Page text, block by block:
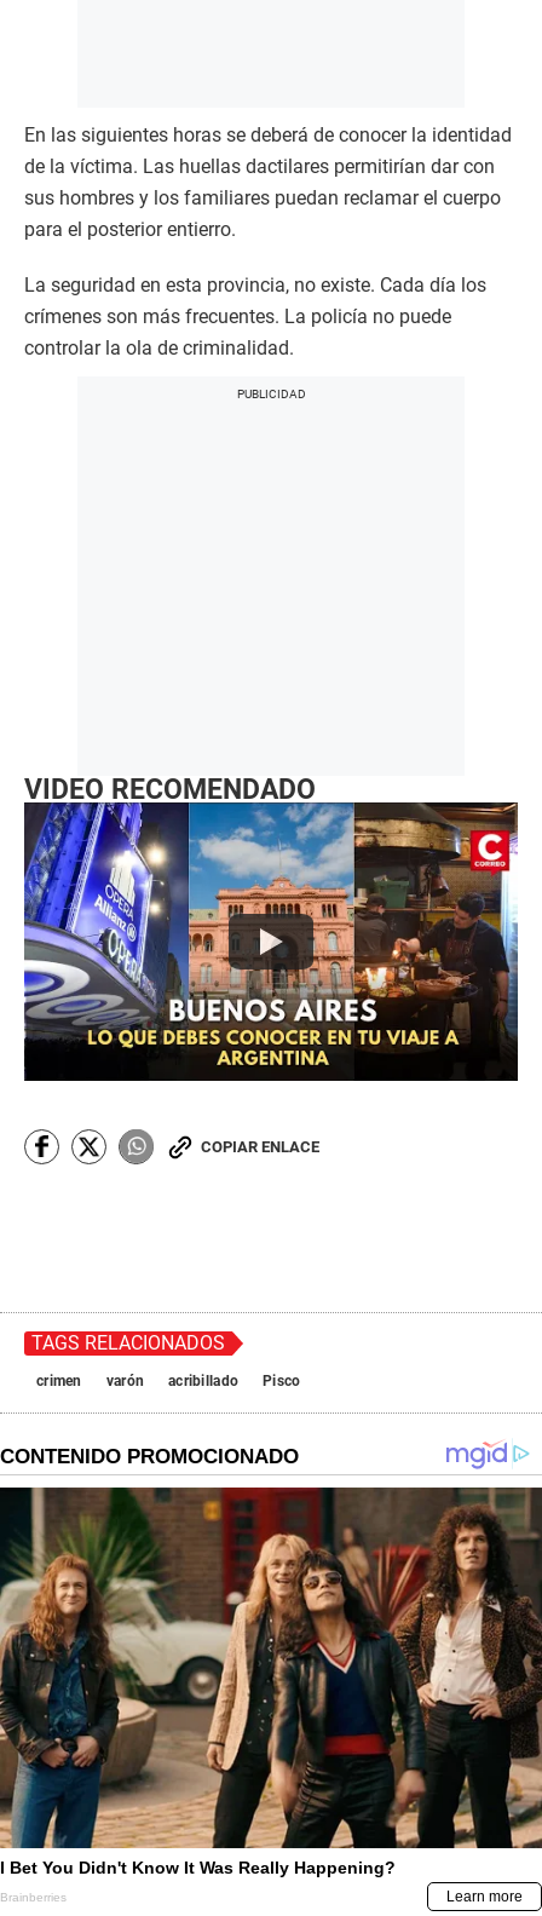
En las siguientes horas se deberá de conocer la identidad
de la víctima. Las huellas dactilares permitirían dar con
sus hombres y los familiares puedan reclamar el cuerpo
para el posterior entierro.
La seguridad en esta provincia, no existe. Cada día los
crímenes son más frecuentes. La policía no puede
controlar la ola de criminalidad.
VIDEO RECOMENDADO
COPIAR ENLACE
TAGS RELACIONADOS
crimen varón acribillado Pisco